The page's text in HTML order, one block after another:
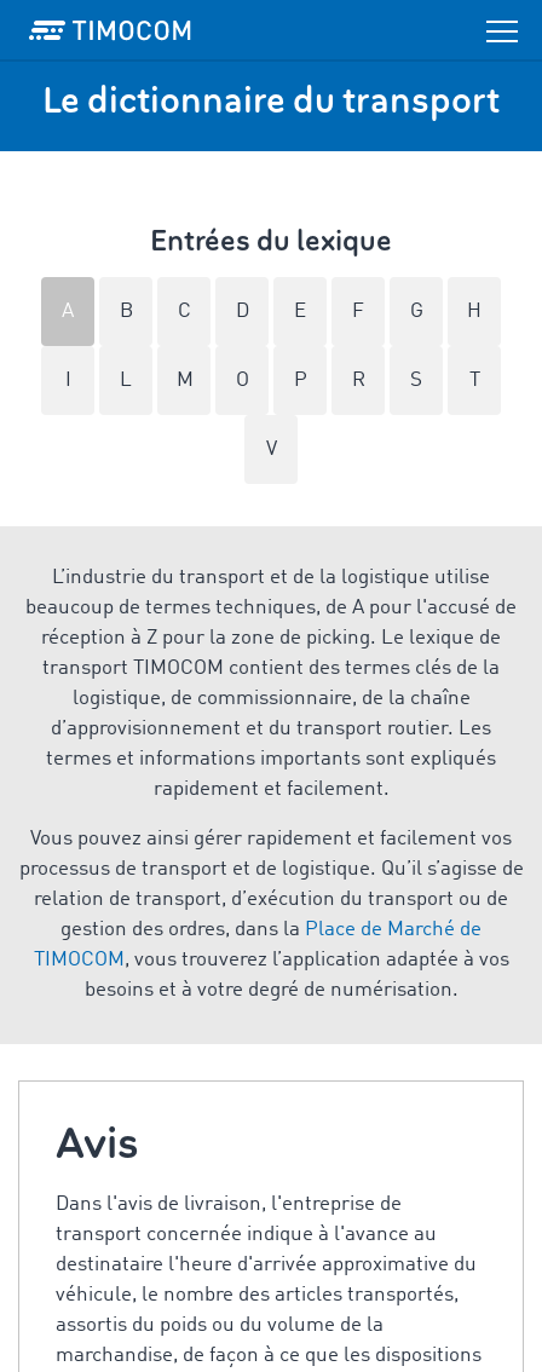
Le dictionnaire du transport
Entrées du lexique
A B C D E F G H
L M O P R S
V
L’industrie du transport et de la logistique utilise
beaucoup de termes techniques, de A pour l'accusé de
réception à Z pour la zone de picking. Le lexique de
transport TIMOCOM contient des termes clés de la
logistique, de commissionnaire, de la chaîne
d’approvisionnement et du transport routier. Les
termes et informations importants sont expliqués
rapidement et facilement.
Vous pouvez ainsi gérer rapidement et facilement vos
processus de transport et de logistique. Qu’il s’agisse de
relation de transport, d’exécution du transport ou de
gestion des ordres, dans la Place de Marché de
TIMOCOM , vous trouverez l’application adaptée à vos
besoins et à votre degré de numérisation.
Avis
Dans l'avis de livraison, l'entreprise de
transport concernée indique à l'avance au
destinataire l'heure d'arrivée approximative du
véhicule, le nombre des articles transportés,
assortis du poids ou du volume de la
marchandise, de façon à ce que les dispositions